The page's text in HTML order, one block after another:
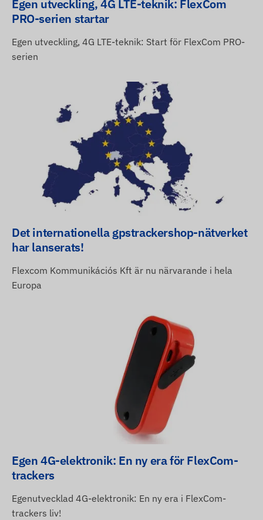
Egen utveckling, 4G LTE-teknik: FlexCom
PRO-serien startar
Egen utveckling, 4G LTE-teknik: Start för FlexCom PRO-
serien
Det internationella gpstrackershop-nätverket
har lanserats!
Flexcom Kommunikációs Kft är nu närvarande i hela
Europa
Egen 4G-elektronik: En ny era för FlexCom-
trackers
Egenutvecklad 4G-elektronik: En ny era i FlexCom-
trackers liv!